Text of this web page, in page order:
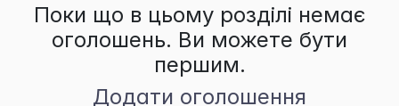
Поки що в цьому розділі немає
оголошень. Ви можете бути
першим.
Додати оголошення